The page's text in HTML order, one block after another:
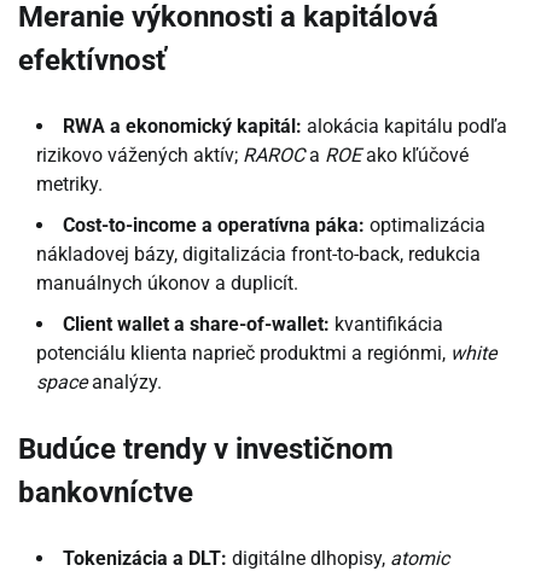
Meranie výkonnosti a kapitálová
efektívnosť
RWA a ekonomický kapitál: alokácia kapitálu podľa
rizikovo vážených aktív; RAROCa ROEako kľúčové
metriky.
Cost-to-income a operatívna páka: optimalizácia
nákladovej bázy, digitalizácia front-to-back, redukcia
manuálnych úkonov a duplicít.
Client wallet a share-of-wallet: kvantifikácia
potenciálu klienta naprieč produktmi a regiónmi, white
spaceanalýzy.
Budúce trendy v investičnom
bankovníctve
Tokenizácia a DLT: digitálne dlhopisy, atomic